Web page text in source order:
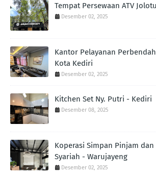
Tempat Persewaan ATV
Desember 02, 2025
Kantor Pelayanan
Kota Kediri
Desember 02, 2025
Kitchen Set Ny. Putri - Kediri
Desember 08, 2025
Koperasi Simpan Pinjam dan
Syariah - Warujayeng
Desember 02, 2025